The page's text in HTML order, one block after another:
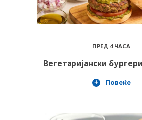
ПРЕД 4 ЧАСА
Вегетаријански
Повеќе